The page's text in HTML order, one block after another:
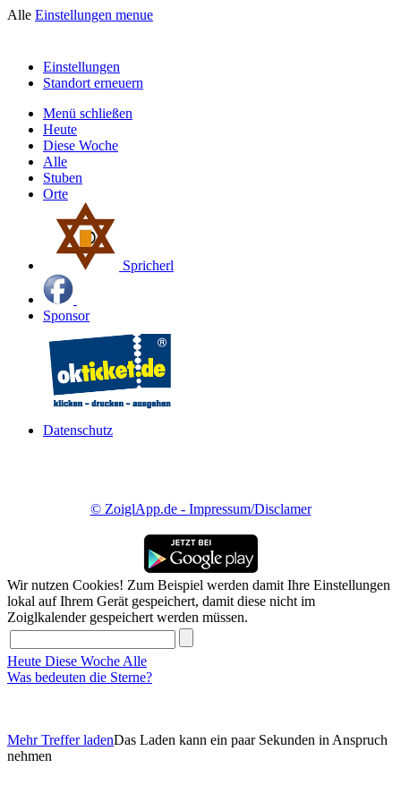
Alle Einstellungen menue
Einstellungen
Standort erneuern
Menü schließen
Heute
Diese Woche
Alle
Stuben
Orte
Spricherl
Sponsor
Datenschutz
© ZoiglApp.de - Impressum/Disclamer
Wir nutzen Cookies! Zum Beispiel werden damit Ihre Einstellungen
lokal auf Ihrem Gerät gespeichert, damit diese nicht im
Zoiglkalender gespeichert werden müssen.
Heute Diese Woche Alle
Was bedeuten die Sterne?
Mehr Treffer ladenDas Laden kann ein paar Sekunden in Anspruch
nehmen